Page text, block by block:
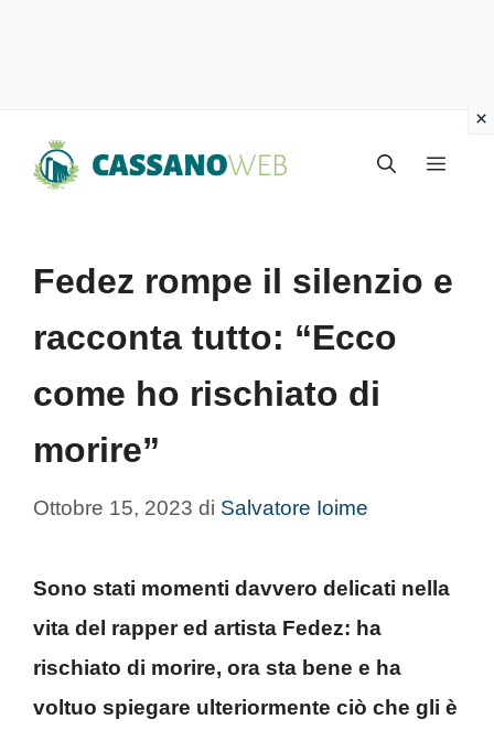
Menu
Fedez rompe il silenzio e
racconta tutto: “Ecco
come ho rischiato di
morire”
Ottobre 15, 2023 di Salvatore Ioime
Sono stati momenti davvero delicati nella
vita del rapper ed artista Fedez: ha
rischiato di morire, ora sta bene e ha
voltuo spiegare ulteriormente ciò che gli è